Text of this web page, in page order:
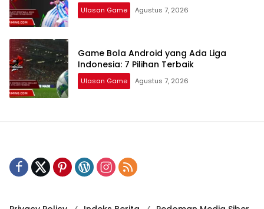
Ulasan Game Agustus 7, 2026
Game Bola Android yang Ada Liga
Indonesia: 7 Pilihan Terbaik
Ulasan Game Agustus 7, 2026